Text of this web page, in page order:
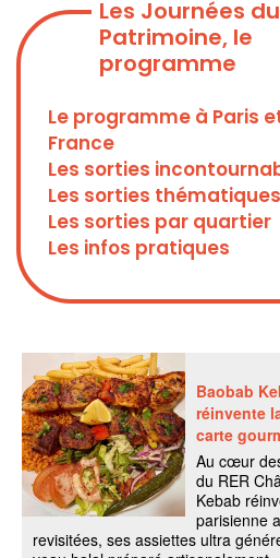
Les Journées du
Patrimoine, le
programme
Le programme à Paris
France
Les sorties
Les sorties thématiques
Les sorties par quartier
Les infos pratiques